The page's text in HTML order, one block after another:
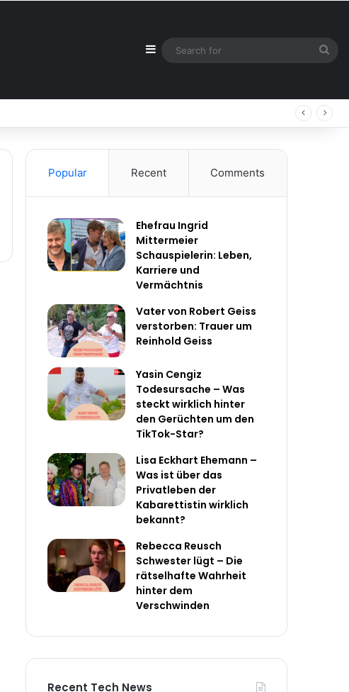
Sidebar
Popular Recent Comments
Ehefrau Ingrid
Mittermeier
Schauspielerin: Leben,
Karriere und
Vermächtnis
Vater von Robert Geiss
verstorben: Trauer um
Reinhold Geiss
Yasin Cengiz
Todesursache – Was
steckt wirklich hinter
den Gerüchten um den
TikTok-Star?
Lisa Eckhart Ehemann –
Was ist über das
Privatleben der
Kabarettistin wirklich
bekannt?
Rebecca Reusch
Schwester lügt – Die
rätselhafte Wahrheit
hinter dem
Verschwinden
Recent Tech News